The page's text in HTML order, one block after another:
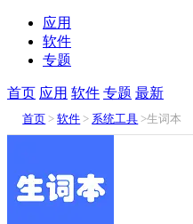
应用
软件
专题
首页 应用 软件 专题 最新
首页 >软件 > 系统工具 >生词本